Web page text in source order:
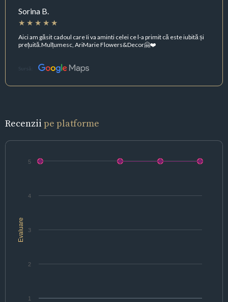
Sorina B.
Aici am găsit cadoul care îi va aminti celei ce l-a primit că este iubită și
prețuită.Mulțumesc, AriMarie Flowers&Decor🤗❤️
Sursă:
Recenzii pe platforme
Evaluare
1
2
3
4
5